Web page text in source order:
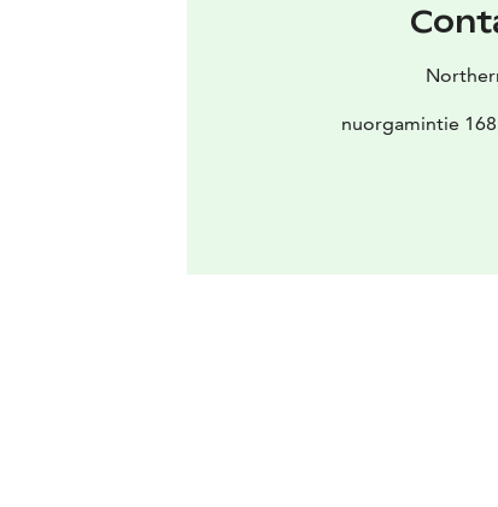
nuorgamintie